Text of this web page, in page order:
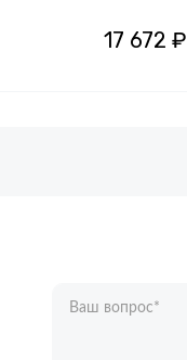
17 672 ₽
Ваш вопрос*